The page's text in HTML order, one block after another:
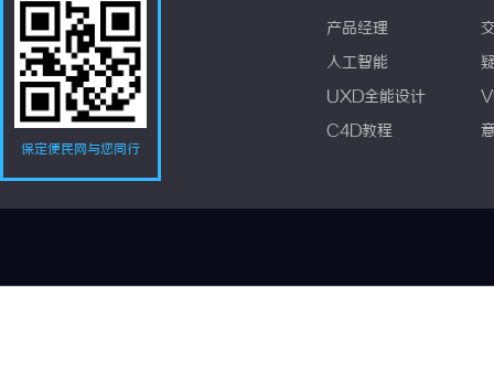
保定便民网与您同行
产品经理
人工智能
UXD全能设计
C4D教程